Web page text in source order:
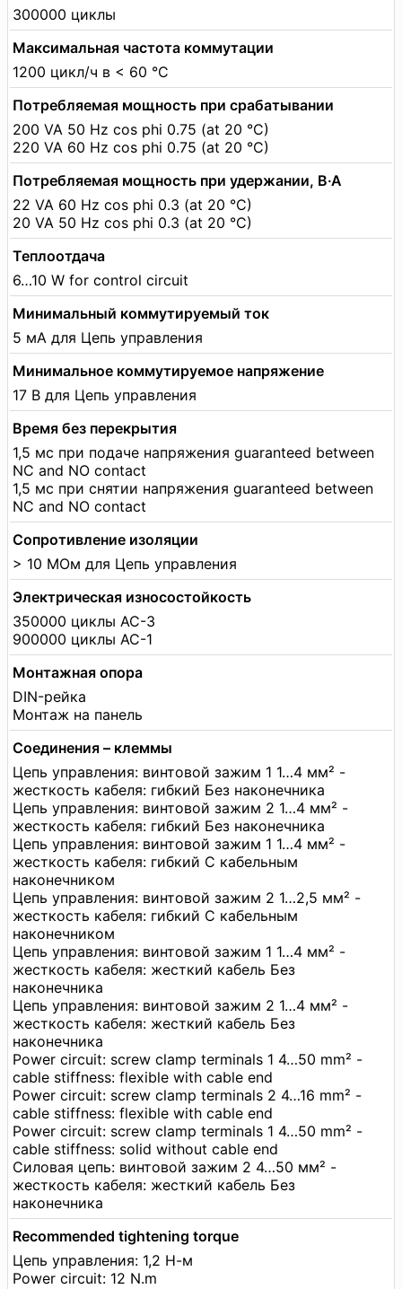
300000 циклы
Максимальная частота коммутации
1200 цикл/ч в < 60 °C
Потребляемая мощность при срабатывании
200 VA 50 Hz cos phi 0.75 (at 20 °C)
220 VA 60 Hz cos phi 0.75 (at 20 °C)
Потребляемая мощность при удержании, В·А
22 VA 60 Hz cos phi 0.3 (at 20 °C)
20 VA 50 Hz cos phi 0.3 (at 20 °C)
Теплоотдача
6…10 W for control circuit
Минимальный коммутируемый ток
5 мА для Цепь управления
Минимальное коммутируемое напряжение
17 В для Цепь управления
Время без перекрытия
1,5 мс при подаче напряжения guaranteed between
NC and NO contact
1,5 мс при снятии напряжения guaranteed between
NC and NO contact
Сопротивление изоляции
> 10 МОм для Цепь управления
Электрическая износостойкость
350000 циклы AC-3
900000 циклы AC-1
Монтажная опора
DIN-рейка
Монтаж на панель
Соединения – клеммы
Цепь управления: винтовой зажим 1 1…4 мм² -
жесткость кабеля: гибкий Без наконечника
Цепь управления: винтовой зажим 2 1…4 мм² -
жесткость кабеля: гибкий Без наконечника
Цепь управления: винтовой зажим 1 1…4 мм² -
жесткость кабеля: гибкий С кабельным
наконечником
Цепь управления: винтовой зажим 2 1…2,5 мм² -
жесткость кабеля: гибкий С кабельным
наконечником
Цепь управления: винтовой зажим 1 1…4 мм² -
жесткость кабеля: жесткий кабель Без
наконечника
Цепь управления: винтовой зажим 2 1…4 мм² -
жесткость кабеля: жесткий кабель Без
наконечника
Power circuit: screw clamp terminals 1 4…50 mm² -
cable stiffness: flexible with cable end
Power circuit: screw clamp terminals 2 4…16 mm² -
cable stiffness: flexible with cable end
Power circuit: screw clamp terminals 1 4…50 mm² -
cable stiffness: solid without cable end
Силовая цепь: винтовой зажим 2 4…50 мм² -
жесткость кабеля: жесткий кабель Без
наконечника
Recommended tightening torque
Цепь управления: 1,2 Н-м
Power circuit: 12 N.m